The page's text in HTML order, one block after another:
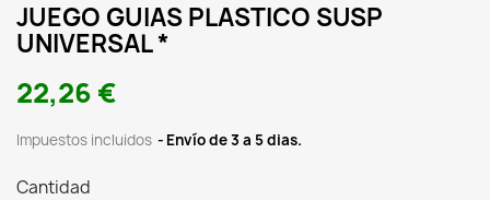
JUEGO GUIAS PLASTICO SUSP
UNIVERSAL *
22,26 €
Impuestos incluidos Envío de 3 a 5 dias.
Cantidad